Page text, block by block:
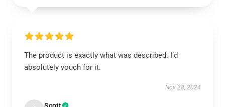
The product is exactly what was described. I’d
absolutely vouch for it.
Nov 28, 2024